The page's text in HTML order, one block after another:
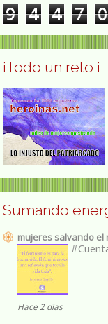
9 4 4 7 0
¡Todo un reto ¡
Sumando
mujeres salvando el
Hace 2 días